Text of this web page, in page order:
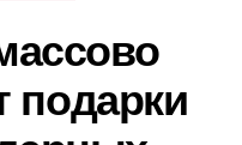
подарки